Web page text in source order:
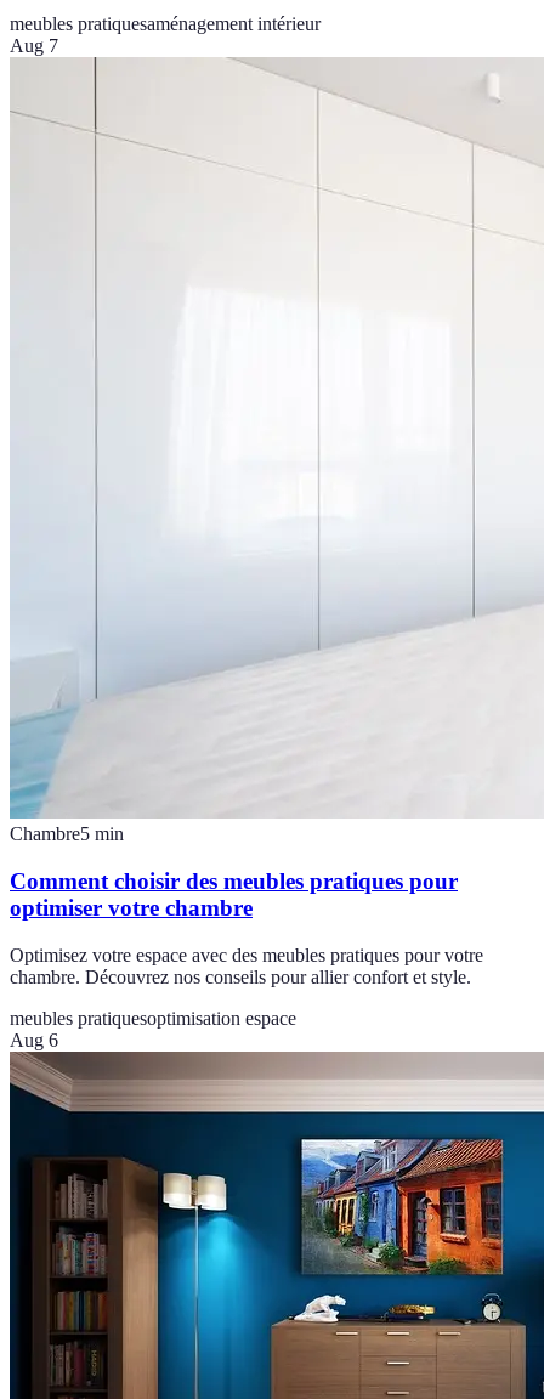
meubles pratiquesaménagement intérieur
Aug 7
Chambre5 min
Comment choisir des meubles pratiques pour
optimiser votre chambre
Optimisez votre espace avec des meubles pratiques pour votre
chambre. Découvrez nos conseils pour allier confort et style.
meubles pratiquesoptimisation espace
Aug 6